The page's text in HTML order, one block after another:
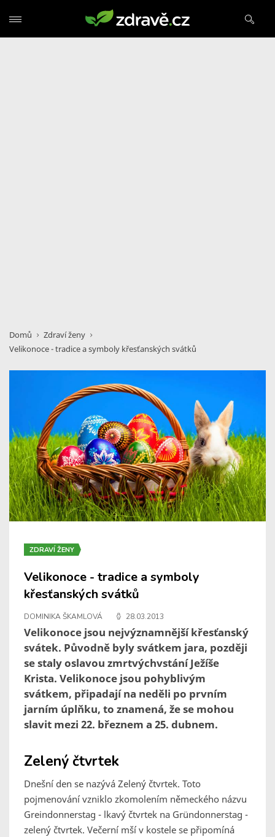
Domů
Zdraví ženy
Velikonoce - tradice a symboly křesťanských svátků
ZDRAVÍ ŽENY
Velikonoce - tradice a symboly
křesťanských svátků
DOMINIKA ŠKAMLOVÁ 28.03.2013
Velikonoce jsou nejvýznamnější křesťanský
svátek. Původně byly svátkem jara, později
se staly oslavou zmrtvýchvstání Ježíše
Krista. Velikonoce jsou pohyblivým
svátkem, připadají na neděli po prvním
jarním úplňku, to znamená, že se mohou
slavit mezi 22. březnem a 25. dubnem.
Zelený čtvrtek
Dnešní den se nazývá Zelený čtvrtek. Toto
pojmenování vzniklo zkomolením německého názvu
Greindonnerstag - lkavý čtvrtek na Gründonnerstag -
zelený čtvrtek. Večerní mší v kostele se připomíná